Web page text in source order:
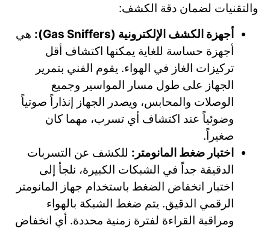
والتقنيات لضمان دقة الكشف:
أجهزة الكشف الإلكترونية (Gas Sniffers):
هي
أجهزة حساسة للغاية يمكنها اكتشاف أقل
تركيزات الغاز في الهواء. يقوم الفني بتمرير
الجهاز على طول مسار المواسير وجميع
الوصلات والمحابس، ويصدر الجهاز إنذاراً صوتياً
وضوئياً عند اكتشاف أي تسرب، مهما كان
صغيراً.
اختبار ضغط المانومتر: للكشف عن التسربات
الدقيقة جداً في الشبكات الكبيرة، نلجأ إلى
اختبار انخفاض الضغط باستخدام جهاز المانومتر
الرقمي الدقيق. يتم ضغط الشبكة بالهواء
ومراقبة القراءة لفترة زمنية محددة. أي انخفاض